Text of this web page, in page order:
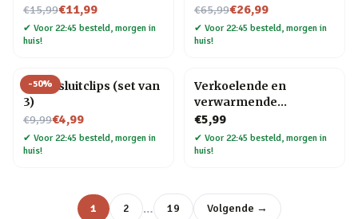
Rood/pumps
€15,99
Nu voor€11,99
✔ Voor 22:45 besteld, morgen in
huis!
€65,99
Nu voor€26,99
✔ Voor 22:45 besteld, morgen in
huis!
-50%
Kat afsluitclips (set van
3)
€9,99
Nu voor€4,99
✔ Voor 22:45 besteld, morgen in
huis!
Verkoelende en
verwarmende
hoofdband
€5,99
✔ Voor 22:45 besteld, morgen in
huis!
1 2 … 19 Volgende →